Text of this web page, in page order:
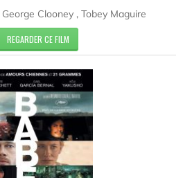
Clooney , Tobey Maguire
REGARDER CE FILM